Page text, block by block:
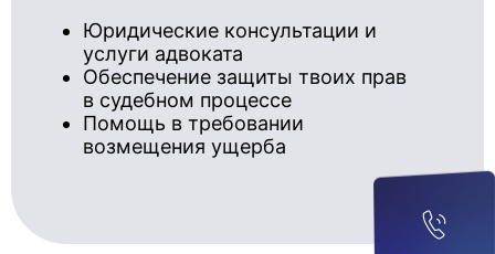
Юридические консультации и
услуги адвоката
Обеспечение защиты твоих прав
в судебном процессе
Помощь в требовании
возмещения ущерба